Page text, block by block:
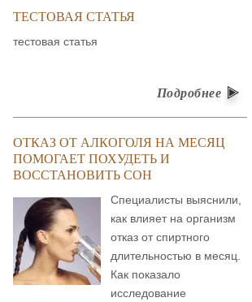
ТЕСТОВАЯ СТАТЬЯ
тестовая статья
Подробнее
ОТКАЗ ОТ АЛКОГОЛЯ НА МЕСЯЦ
ПОМОГАЕТ ПОХУДЕТЬ И
ВОССТАНОВИТЬ СОН
Специалисты выяснили,
как влияет на организм
отказ от спиртного
длительностью в месяц.
Как показало
исследование